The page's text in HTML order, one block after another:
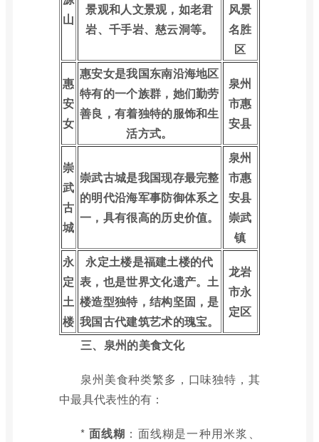
山
景观和人文景观，如老君
岩、千手岩、慈云洞等。
风景
名胜
区
惠
安
女
惠安女是我国东南沿海地区
特有的一个族群，她们勤劳
善良，有着独特的服饰和生
活方式。
泉州
市惠
安县
崇
武
古
城
崇武古城是我国现存最完整
的明代沿海军事防御体系之
一，具有很高的历史价值。
泉州
市惠
安县
崇武
镇
永
定
土
楼
永定土楼是福建土楼的代
表，也是世界文化遗产。土
楼造型独特，结构坚固，是
我国古代建筑艺术的瑰宝。
龙岩
市永
定区
三、泉州的美食文化
泉州美食种类繁多，口味独特，其
中最具代表性的有：
* 面线糊 ：面线糊是一种用米浆、